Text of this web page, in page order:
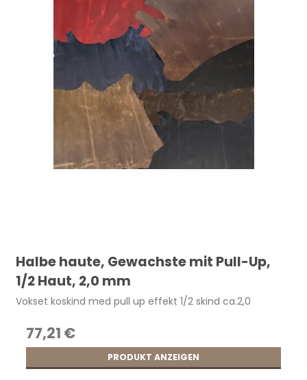
Halbe haute, Gewachste mit Pull-Up,
1/2 Haut, 2,0 mm
Vokset koskind med pull up effekt 1/2 skind ca.2,0
77,21 €
PRODUKT ANZEIGEN